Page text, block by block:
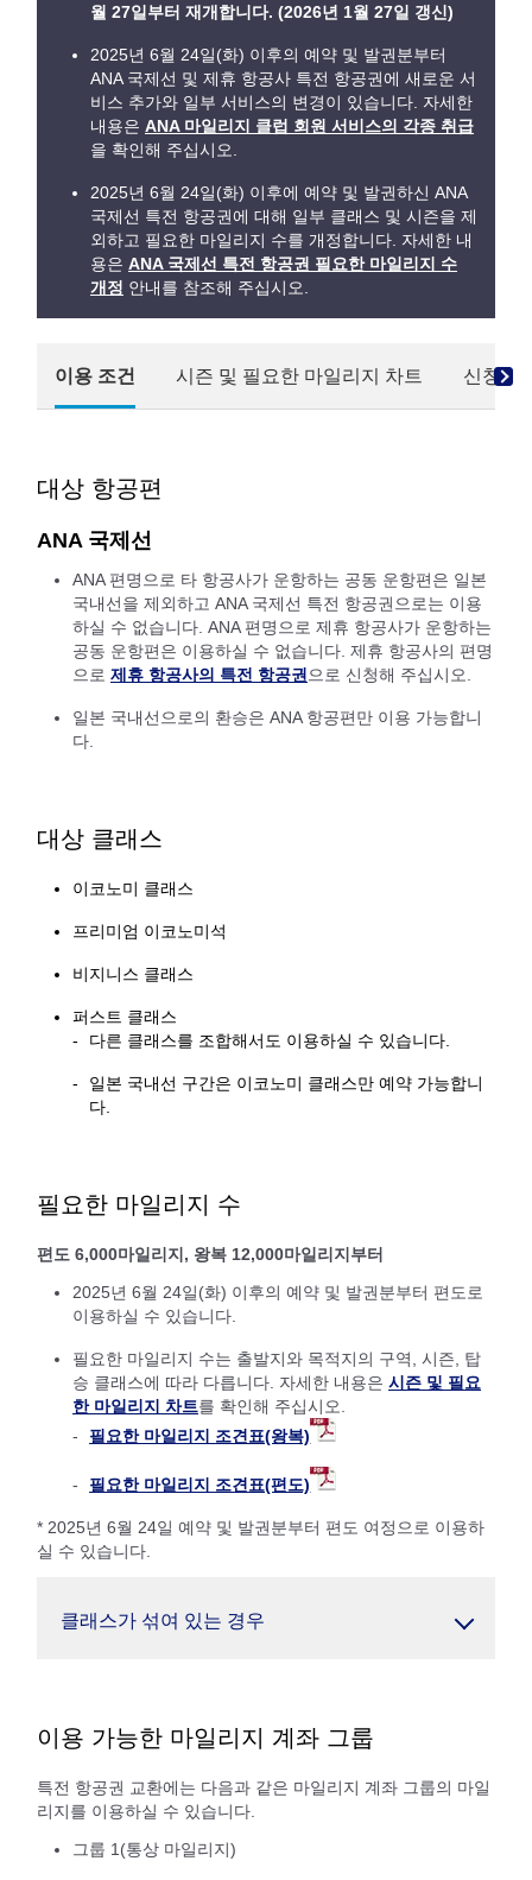
월 27일부터 재개합니다. (2026년 1월 27일 갱신)
2025년 6월 24일(화) 이후의 예약 및 발권분부터
ANA 국제선 및 제휴 항공사 특전 항공권에 새로운 서
비스 추가와 일부 서비스의 변경이 있습니다. 자세한
내용은 ANA 마일리지 클럽 회원 서비스의 각종 취급
을 확인해 주십시오.
2025년 6월 24일(화) 이후에 예약 및 발권하신 ANA
국제선 특전 항공권에 대해 일부 클래스 및 시즌을 제
외하고 필요한 마일리지 수를 개정합니다. 자세한 내
용은 ANA 국제선 특전 항공권 필요한 마일리지 수
개정 안내를 참조해 주십시오.
이용 조건 시즌 및 필요한 마일리지 차트 신청 방
대상 항공편
ANA 국제선
ANA 편명으로 타 항공사가 운항하는 공동 운항편은 일본
국내선을 제외하고 ANA 국제선 특전 항공권으로는 이용
하실 수 없습니다. ANA 편명으로 제휴 항공사가 운항하는
공동 운항편은 이용하실 수 없습니다. 제휴 항공사의 편명
으로 제휴 항공사의 특전 항공권으로 신청해 주십시오.
일본 국내선으로의 환승은 ANA 항공편만 이용 가능합니
다.
대상 클래스
이코노미 클래스
프리미엄 이코노미석
비지니스 클래스
퍼스트 클래스
다른 클래스를 조합해서도 이용하실 수 있습니다.
일본 국내선 구간은 이코노미 클래스만 예약 가능합니
다.
필요한 마일리지 수
편도 6,000마일리지, 왕복 12,000마일리지부터
2025년 6월 24일(화) 이후의 예약 및 발권분부터 편도로
이용하실 수 있습니다.
필요한 마일리지 수는 출발지와 목적지의 구역, 시즌, 탑
승 클래스에 따라 다릅니다. 자세한 내용은 시즌 및 필요
한 마일리지 차트를 확인해 주십시오.
필요한 마일리지 조견표(왕복)
필요한 마일리지 조견표(편도)
* 2025년 6월 24일 예약 및 발권분부터 편도 여정으로 이용하
실 수 있습니다.
클래스가 섞여 있는 경우
이용 가능한 마일리지 계좌 그룹
특전 항공권 교환에는 다음과 같은 마일리지 계좌 그룹의 마일
리지를 이용하실 수 있습니다.
그룹 1(통상 마일리지)